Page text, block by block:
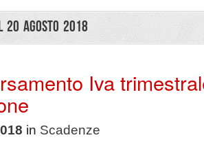
20 Agosto 2018
Iva
in Scadenze